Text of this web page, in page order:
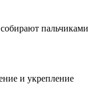
пальчиками
и укрепление